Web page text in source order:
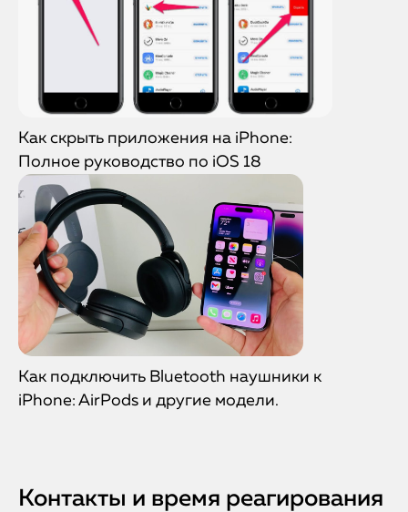
Как скрыть приложения на iPhone:
Полное руководство по iOS 18
Как подключить Bluetooth наушники к
iPhone: AirPods и другие модели.
Контакты и время реагирования